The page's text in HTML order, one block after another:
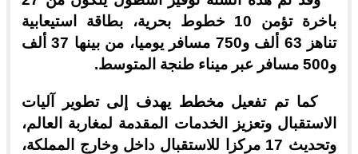
باخرة تؤمن 10 خطوط بحرية، بطاقة استيعابية
تناهز 63 ألف و750 مسافر يوميا، من بينها 37 ألف
و500 مسافر عبر ميناء طنجة المتوسط.
كما تم تفعيل مخطط يهدف إلى تطوير آليات
الاستقبال وتعزيز الخدمات المقدمة لمغاربة العالم،
وتحديث 17 مركزا للاستقبال داخل وخارج المملكة،